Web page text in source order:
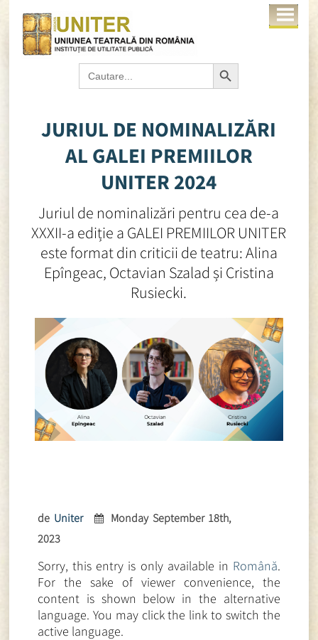
Search
for:
Search Button
JURIUL DE NOMINALIZĂRI
AL GALEI PREMIILOR
UNITER 2024
Juriul de nominalizări pentru cea de-a
XXXII-a ediție a GALEI PREMIILOR UNITER
este format din criticii de teatru: Alina
Epîngeac, Octavian Szalad și Cristina
Rusiecki.
de Uniter
Monday September 18th,
2023
Sorry, this entry is only available in Română.
For the sake of viewer convenience, the
content is shown below in the alternative
language. You may click the link to switch the
active language.